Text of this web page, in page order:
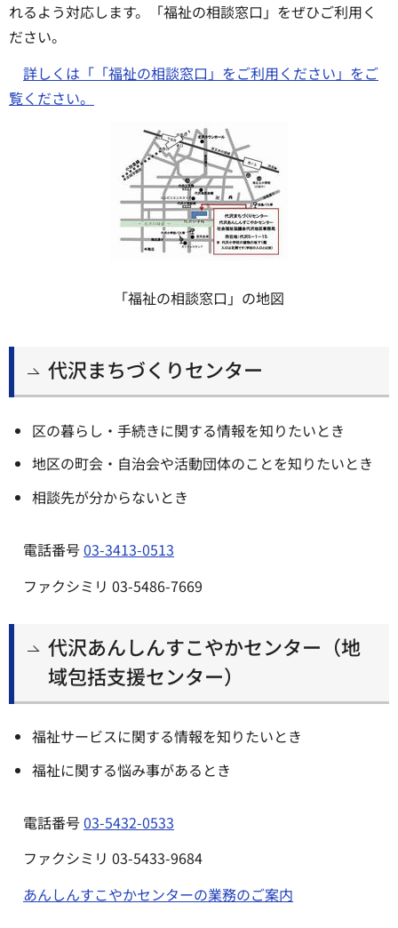
れるよう対応します。「福祉の相談窓口」をぜひご利用く
ださい。
詳しくは「「福祉の相談窓口」をご利用ください」をご
覧ください。
「福祉の相談窓口」の地図
代沢まちづくりセンター
区の暮らし・手続きに関する情報を知りたいとき
地区の町会・自治会や活動団体のことを知りたいとき
相談先が分からないとき
電話番号03-3413-0513
ファクシミリ 03-5486-7669
代沢あんしんすこやかセンター（地
域包括支援センター）
福祉サービスに関する情報を知りたいとき
福祉に関する悩み事があるとき
電話番号03-5432-0533
ファクシミリ 03-5433-9684
あんしんすこやかセンターの業務のご案内